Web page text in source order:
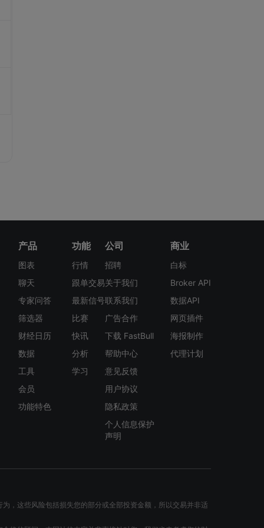
产品
图表
聊天
专家问答
筛选器
财经日历
数据
工具
会员
功能特色
功能
行情
跟单交易
最新信号
比赛
快讯
分析
学习
公司
招聘
关于我们
联系我们
广告合作
下载 FastBull
帮助中心
意见反馈
用户协议
隐私政策
个人信息保护
声明
商业
白标
Broker API
数据API
网页插件
海报制作
代理计划
，这些风险包括损失您的部分或全部投资金额，所以交易并非适